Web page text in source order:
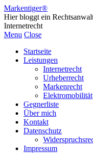
Markentiger®
Hier bloggt ein
Internetrecht
Menu Close
Startseite
Leistungen
Internetrecht
Urheberrecht
Markenrecht
Elektromobilität
Gegnerliste
Über mich
Kontakt
Datenschutz
Impressum